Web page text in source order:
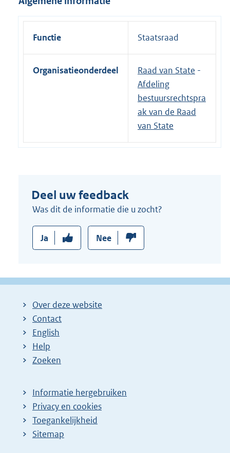
Functie Staatsraad
Organisatieonderdeel Raad van State -
Afdeling
bestuursrechtspra
ak van de Raad
van State
Deel uw feedback
Was dit de informatie die u zocht?
Ja Nee
Over deze website
Contact
English
Help
Zoeken
Informatie hergebruiken
Privacy en cookies
Toegankelijkheid
Sitemap